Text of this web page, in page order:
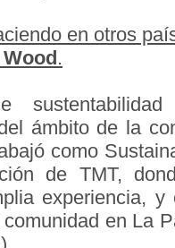
en otros
.
sustentabilidad
ámbito de la
como
de TMT,
experiencia,
en La